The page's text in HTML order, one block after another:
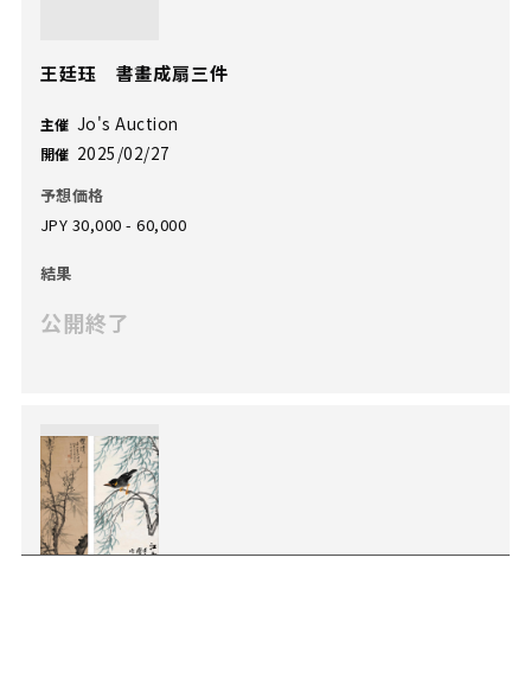
王廷珏 書畫成扇三件
主催 Jo's Auction
開催 2025/02/27
予想価格
JPY 30,000 - 60,000
結果
公開終了